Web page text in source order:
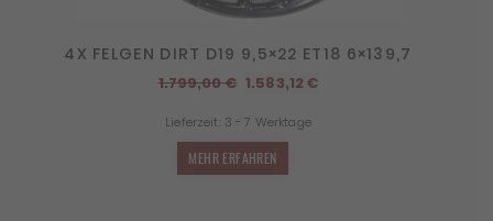
4X FELGEN DIRT D19 9,5×22 ET18 6×139,7
1.799,00€ Ursprünglicher
war:
1.799,00 €
1.583,12€Aktueller
Lieferzeit: 3 - 7 Werktage
MEHR ERFAHREN